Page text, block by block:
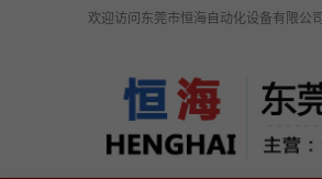
欢迎访问 东莞市恒海自动化设备有限公司